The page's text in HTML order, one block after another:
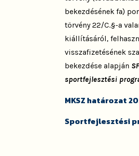
bekezdésének fa)
törvény 22/C.§-a
kiállításáról,
visszafizetésének
bekezdése alapján
sportfejlesztési
MKSZ határozat
Sportfejlesztési